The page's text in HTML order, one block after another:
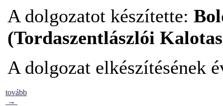
A dolgozatot készítette:
(Tordaszentlászlói
A dolgozat elkészítésének
tovább
→